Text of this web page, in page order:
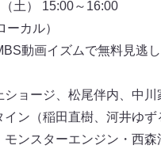
土） 15:00～16:00
カル）
動画イズムで無料見逃
ショージ、松尾伴内、中川
ン（稲田直樹、河井ゆず
ンスターエンジン・西森